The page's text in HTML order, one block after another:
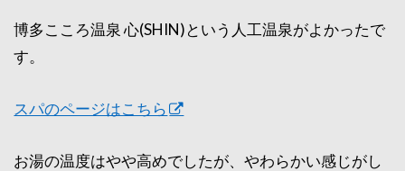
博多こころ温泉 心(SHIN)という人工温泉がよかったで
す。
スパのページはこちら
お湯の温度はやや高めでしたが、やわらかい感じがし